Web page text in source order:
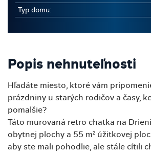
Typ domu:
Popis nehnuteľnosti
Hľadáte miesto, ktoré vám
prázdniny u starých rodičov a časy,
pomalšie?
Táto murovaná retro chatka na
obytnej plochy a 55 m² úžitkovej
aby ste mali pohodlie, ale stále cítili